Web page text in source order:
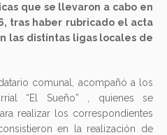
que se llevaron a cabo en
tras haber rubricado el acta
las distintas ligas locales de
comunal, acompañó a los
“El Sueño” , quienes se
realizar los correspondientes
en la realización de